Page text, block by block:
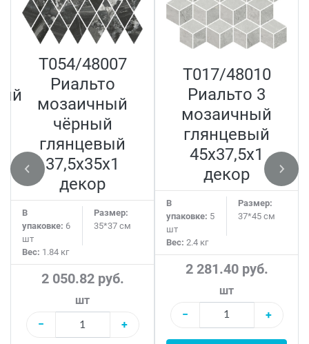
T054/48007
Риальто
мозаичный
чёрный
глянцевый
37,5x35x1
декор
В
упаковке: 6
шт
Размер:
35*37 см
Вес: 1.84 кг
2 050.82 руб.
шт
−
+
T017/48010
Риальто 3
мозаичный
глянцевый
45x37,5x1
декор
В
упаковке: 5
шт
Размер:
37*45 см
Вес: 2.4 кг
2 281.40 руб.
шт
−
+